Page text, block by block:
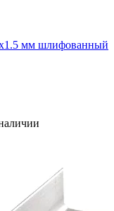
мм шлифованный